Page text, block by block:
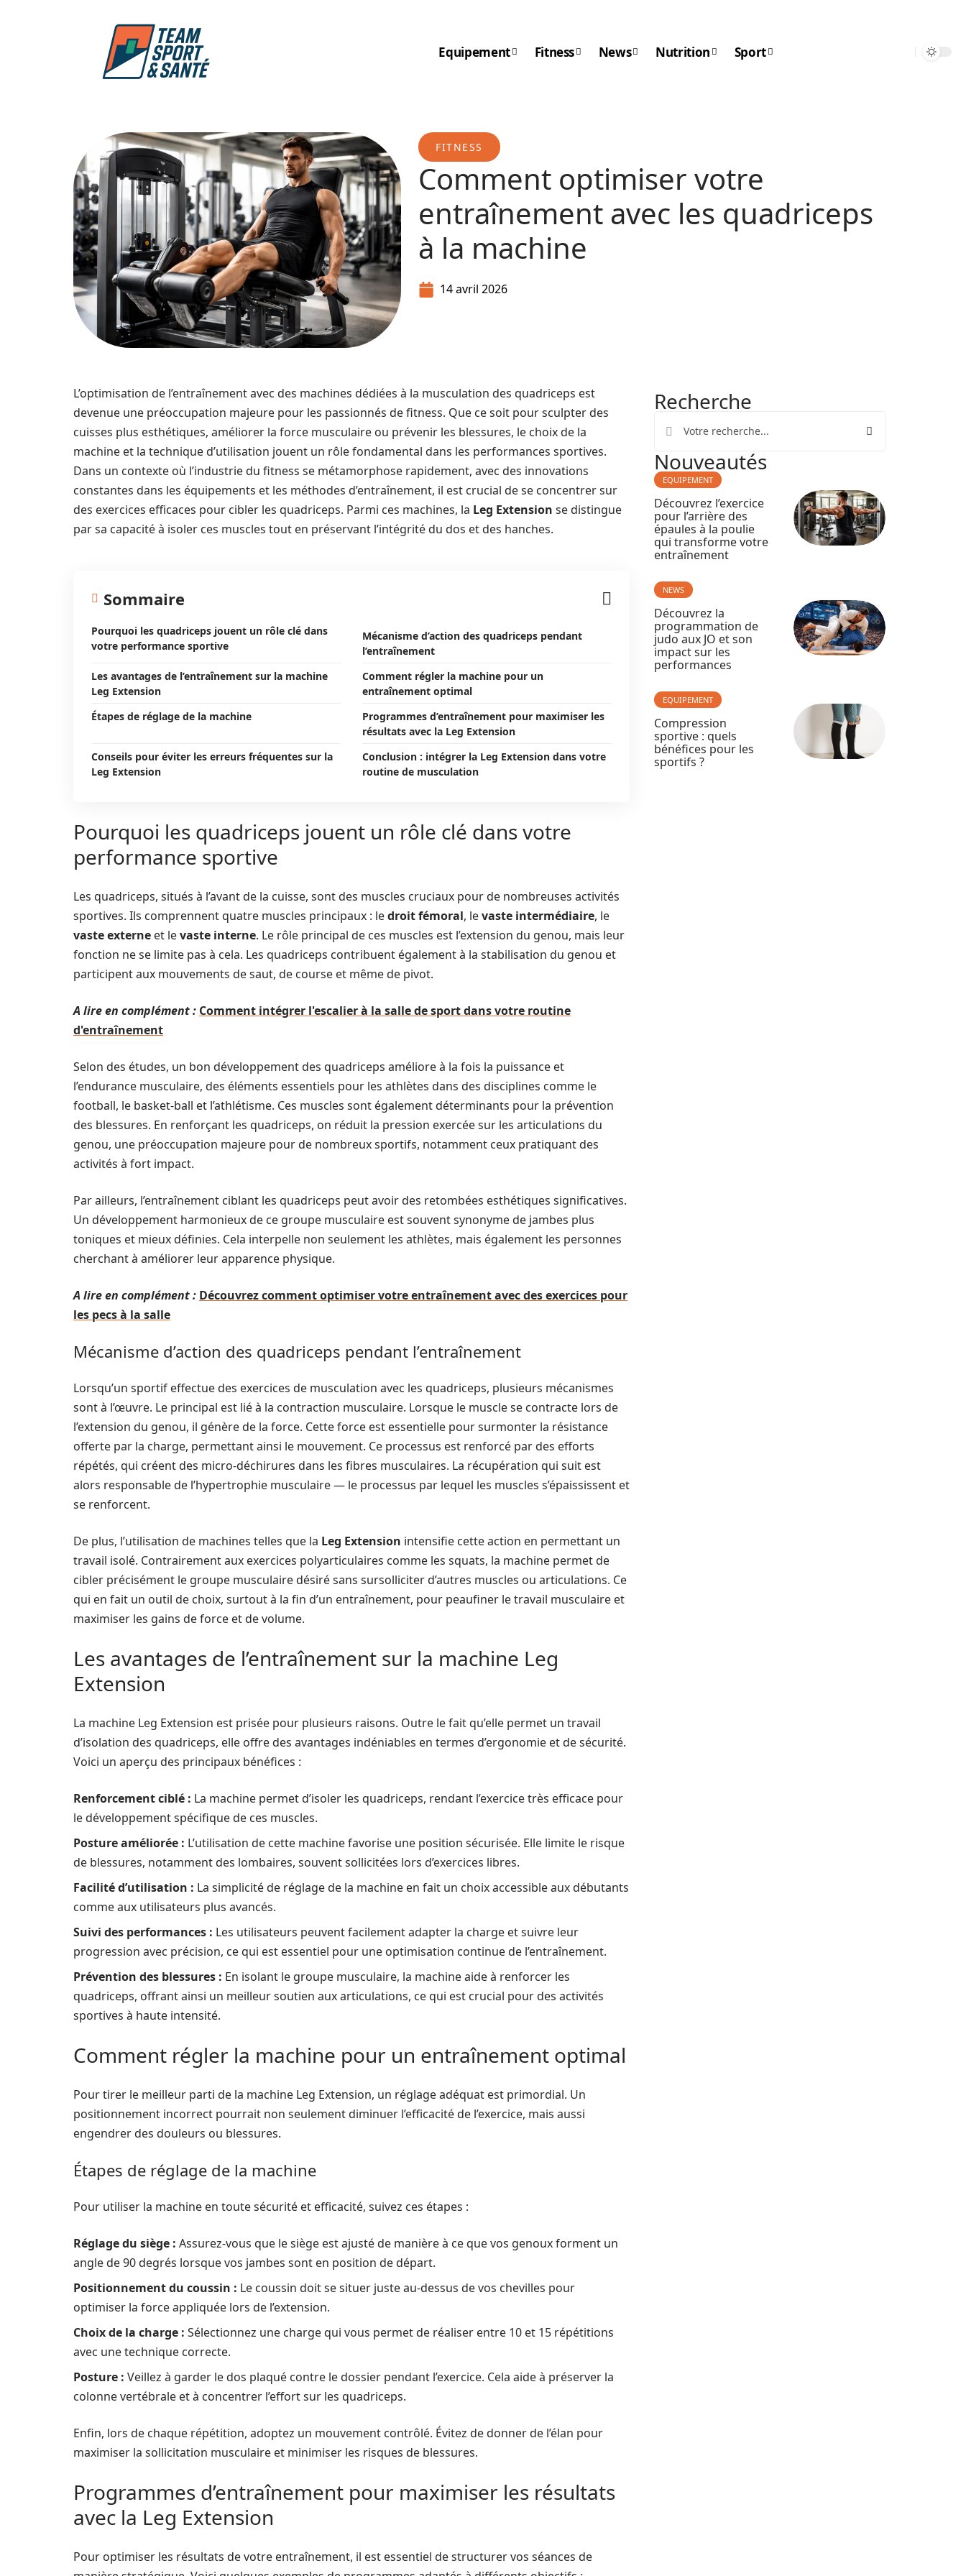
Equipement Fitness News Nutrition Sport
FITNESS
Comment optimiser votre
entraînement avec les quadriceps
à la machine
14 avril 2026
L’optimisation de l’entraînement avec des machines dédiées à la musculation des quadriceps est
devenue une préoccupation majeure pour les passionnés de fitness. Que ce soit pour sculpter des
cuisses plus esthétiques, améliorer la force musculaire ou prévenir les blessures, le choix de la
machine et la technique d’utilisation jouent un rôle fondamental dans les performances sportives.
Dans un contexte où l’industrie du fitness se métamorphose rapidement, avec des innovations
constantes dans les équipements et les méthodes d’entraînement, il est crucial de se concentrer sur
des exercices efficaces pour cibler les quadriceps. Parmi ces machines, la Leg Extension se distingue
par sa capacité à isoler ces muscles tout en préservant l’intégrité du dos et des hanches.
Sommaire
Pourquoi les quadriceps jouent un rôle clé dans
votre performance sportive
Mécanisme d’action des quadriceps pendant
l’entraînement
Les avantages de l’entraînement sur la machine
Leg Extension
Comment régler la machine pour un
entraînement optimal
Étapes de réglage de la machine
Programmes d’entraînement pour maximiser les
résultats avec la Leg Extension
Conseils pour éviter les erreurs fréquentes sur la
Leg Extension
Conclusion : intégrer la Leg Extension dans votre
routine de musculation
Pourquoi les quadriceps jouent un rôle clé dans votre
performance sportive
Les quadriceps, situés à l’avant de la cuisse, sont des muscles cruciaux pour de nombreuses activités
sportives. Ils comprennent quatre muscles principaux : ledroit fémoral, levaste intermédiaire, le
vaste externe et levaste interne. Le rôle principal de ces muscles est l’extension du genou, mais leur
fonction ne se limite pas à cela. Les quadriceps contribuent également à la stabilisation du genou et
participent aux mouvements de saut, de course et même de pivot.
A lire en complément : Comment intégrer l'escalier à la salle de sport dans votre routine
d'entraînement
Selon des études, un bon développement des quadriceps améliore à la fois la puissance et
l’endurance musculaire, des éléments essentiels pour les athlètes dans des disciplines comme le
football, le basket-ball et l’athlétisme. Ces muscles sont également déterminants pour la prévention
des blessures. En renforçant les quadriceps, on réduit la pression exercée sur les articulations du
genou, une préoccupation majeure pour de nombreux sportifs, notamment ceux pratiquant des
activités à fort impact.
Par ailleurs, l’entraînement ciblant les quadriceps peut avoir des retombées esthétiques significatives.
Un développement harmonieux de ce groupe musculaire est souvent synonyme de jambes plus
toniques et mieux définies. Cela interpelle non seulement les athlètes, mais également les personnes
cherchant à améliorer leur apparence physique.
A lire en complément : Découvrez comment optimiser votre entraînement avec des exercices pour
les pecs à la salle
Mécanisme d’action des quadriceps pendant l’entraînement
Lorsqu’un sportif effectue des exercices de musculation avec les quadriceps, plusieurs mécanismes
sont à l’œuvre. Le principal est lié à la contraction musculaire. Lorsque le muscle se contracte lors de
l’extension du genou, il génère de la force. Cette force est essentielle pour surmonter la résistance
offerte par la charge, permettant ainsi le mouvement. Ce processus est renforcé par des efforts
répétés, qui créent des micro-déchirures dans les fibres musculaires. La récupération qui suit est
alors responsable de l’hypertrophie musculaire — le processus par lequel les muscles s’épaississent et
se renforcent.
De plus, l’utilisation de machines telles que la Leg Extension intensifie cette action en permettant un
travail isolé. Contrairement aux exercices polyarticulaires comme les squats, la machine permet de
cibler précisément le groupe musculaire désiré sans sursolliciter d’autres muscles ou articulations. Ce
qui en fait un outil de choix, surtout à la fin d’un entraînement, pour peaufiner le travail musculaire et
maximiser les gains de force et de volume.
Les avantages de l’entraînement sur la machine Leg
Extension
La machine Leg Extension est prisée pour plusieurs raisons. Outre le fait qu’elle permet un travail
d’isolation des quadriceps, elle offre des avantages indéniables en termes d’ergonomie et de sécurité.
Voici un aperçu des principaux bénéfices :
Renforcement ciblé : La machine permet d’isoler les quadriceps, rendant l’exercice très efficace pour
le développement spécifique de ces muscles.
Posture améliorée : L’utilisation de cette machine favorise une position sécurisée. Elle limite le risque
de blessures, notamment des lombaires, souvent sollicitées lors d’exercices libres.
Facilité d’utilisation : La simplicité de réglage de la machine en fait un choix accessible aux débutants
comme aux utilisateurs plus avancés.
Suivi des performances : Les utilisateurs peuvent facilement adapter la charge et suivre leur
progression avec précision, ce qui est essentiel pour une optimisation continue de l’entraînement.
Prévention des blessures : En isolant le groupe musculaire, la machine aide à renforcer les
quadriceps, offrant ainsi un meilleur soutien aux articulations, ce qui est crucial pour des activités
sportives à haute intensité.
Comment régler la machine pour un entraînement optimal
Pour tirer le meilleur parti de la machine Leg Extension, un réglage adéquat est primordial. Un
positionnement incorrect pourrait non seulement diminuer l’efficacité de l’exercice, mais aussi
engendrer des douleurs ou blessures.
Étapes de réglage de la machine
Pour utiliser la machine en toute sécurité et efficacité, suivez ces étapes :
Réglage du siège : Assurez-vous que le siège est ajusté de manière à ce que vos genoux forment un
angle de 90 degrés lorsque vos jambes sont en position de départ.
Positionnement du coussin : Le coussin doit se situer juste au-dessus de vos chevilles pour
optimiser la force appliquée lors de l’extension.
Choix de la charge : Sélectionnez une charge qui vous permet de réaliser entre 10 et 15 répétitions
avec une technique correcte.
Posture : Veillez à garder le dos plaqué contre le dossier pendant l’exercice. Cela aide à préserver la
colonne vertébrale et à concentrer l’effort sur les quadriceps.
Enfin, lors de chaque répétition, adoptez un mouvement contrôlé. Évitez de donner de l’élan pour
maximiser la sollicitation musculaire et minimiser les risques de blessures.
Programmes d’entraînement pour maximiser les résultats
avec la Leg Extension
Pour optimiser les résultats de votre entraînement, il est essentiel de structurer vos séances de
Recherche
Nouveautés
EQUIPEMENT
Découvrez l’exercice
pour l’arrière des
épaules à la poulie
qui transforme votre
entraînement
NEWS
Découvrez la
programmation de
judo aux JO et son
impact sur les
performances
EQUIPEMENT
Compression
sportive : quels
bénéfices pour les
sportifs ?